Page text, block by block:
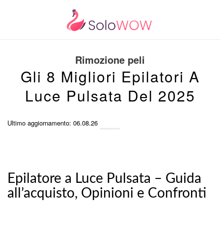
Rimozione peli
Gli 8 Migliori Epilatori A
Luce Pulsata Del 2025
Ultimo aggiornamento: 06.08.26
Epilatore a Luce Pulsata – Guida
all’acquisto, Opinioni e Confronti